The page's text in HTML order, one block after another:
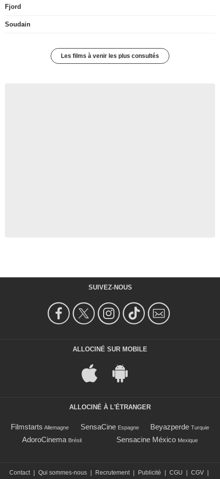
Fjord
Soudain
Les films à venir les plus consultés
SUIVEZ-NOUS
ALLOCINÉ SUR MOBILE
ALLOCINÉ À L'ÉTRANGER
Filmstarts Allemagne SensaCine Espagne Beyazperde Turquie
AdoroCinema Brésil Sensacine México Mexique
Contact | Qui sommes-nous | Recrutement | Publicité | CGU | CGV |